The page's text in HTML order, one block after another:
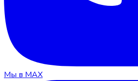
Мы в MAX